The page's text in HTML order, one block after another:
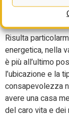
efficientamento
immobiliare è
Risulta
energetica, nella
è più all’ultimo
l’ubicazione e la
consapevolezza
avere una casa
del caro vita e